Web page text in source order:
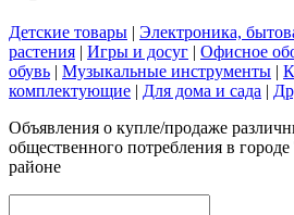
Детские товары | Электроника,
растения | Игры и досуг | Офисное
обувь | Музыкальные инструменты |
комплектующие | Для дома и сада |
Объявления о купле/продаже
общественного потребления в городе
районе